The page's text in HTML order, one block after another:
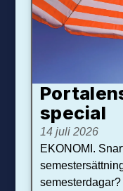
special
14 juli 2026
EKONOMI.